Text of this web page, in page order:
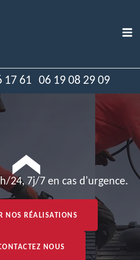
17 61 06 19 08 29 09
24, 7j/7 en cas d'urgence.
NOS RÉALISATIONS
NOUS